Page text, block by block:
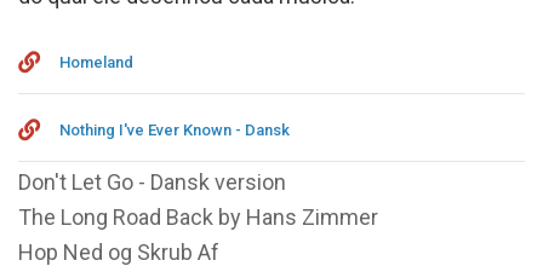
Homeland
Nothing I've Ever Known - Dansk
Don't Let Go - Dansk version
The Long Road Back by Hans Zimmer
Hop Ned og Skrub Af